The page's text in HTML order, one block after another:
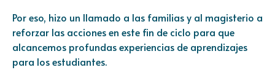
Por eso, hizo un llamado a las familias y al magisterio a
reforzar las acciones en este fin de ciclo para que
alcancemos profundas experiencias de aprendizajes
para los estudiantes.